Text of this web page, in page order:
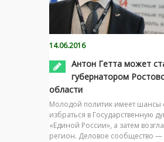
14.06.2016
Антон Гетта может
губернатором
области
Молодой политик имеет шансы
избраться в Государственную
«Единой России», а затем
регион. Деловое сообщество —